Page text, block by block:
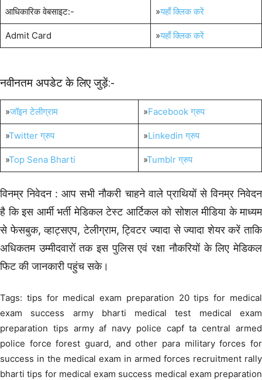
आधिकारिक वेबसाइट:- »यहाँ क्लिक करें
Admit Card »यहाँ क्लिक करें
नवीनतम अपडेट के लिए जुड़ें:-
»जॉइन टेलीग्राम »Facebook ग्रुप
»Twitter ग्रुप »Linkedin ग्रुप
»Top Sena Bharti »Tumblr ग्रुप
विनम्र निवेदन : आप सभी नौकरी चाहने वाले प्राथियों से विनम्र निवेदन
है कि इस आर्मी भर्ती मेडिकल टेस्ट आर्टिकल को सोशल मीडिया के माध्यम
से फेसबुक, व्हाट्सएप, टेलीग्राम, ट्विटर ज्यादा से ज्यादा शेयर करें ताकि
अधिकतम उम्मीदवारों तक इस पुलिस एवं रक्षा नौकरियों के लिए मेडिकल
फिट की जानकारी पहुंच सके।
Tags: tips for medical exam preparation 20 tips for medical
exam success army bharti medical test medical exam
preparation tips army af navy police capf ta central armed
police force forest guard, and other para military forces for
success in the medical exam in armed forces recruitment rally
bharti tips for medical exam success medical exam preparation